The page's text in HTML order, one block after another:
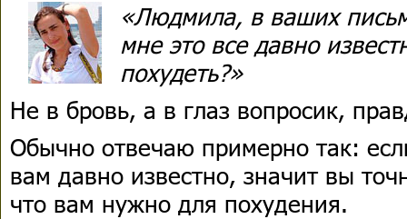
«Людмила, в ваших
мне это все давно
похудеть?»
Не в бровь, а в глаз вопросик,
Обычно отвечаю примерно так:
вам давно известно, значит вы
что вам нужно для похудения.